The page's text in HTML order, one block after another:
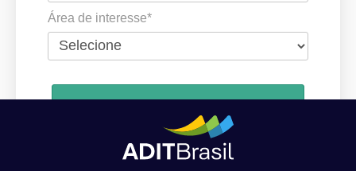
Área de interesse*
Ao se cadastrar, você concorda em receber comunicações da ADIT